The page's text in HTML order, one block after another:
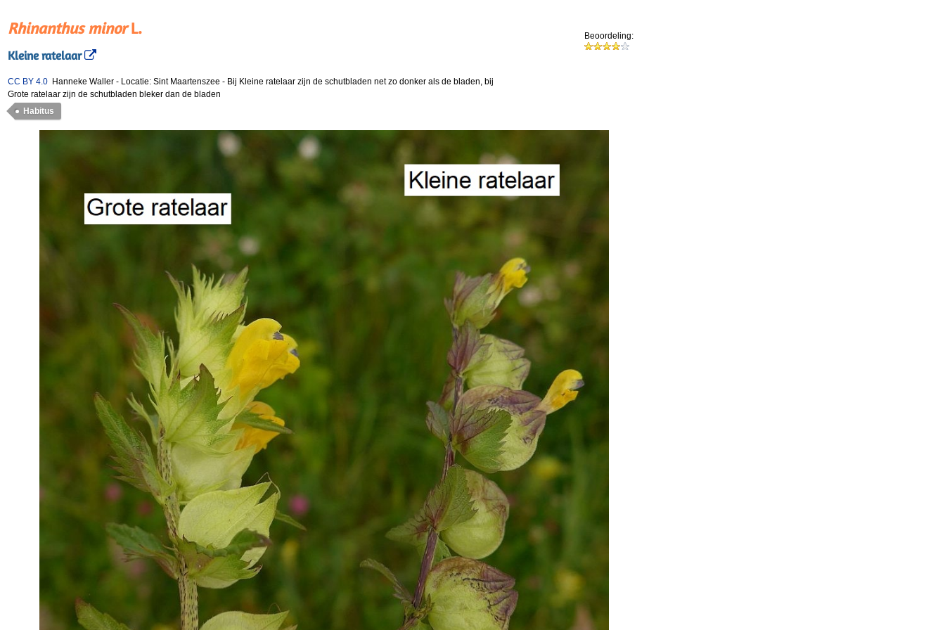
Rhinanthus minorL.
Kleine ratelaar
Beoordeling:
CC BY 4.0 Hanneke Waller - Locatie: Sint Maartenszee - Bij Kleine ratelaar zijn de schutbladen net zo donker als de bladen, bij
Grote ratelaar zijn de schutbladen bleker dan de bladen
Habitus